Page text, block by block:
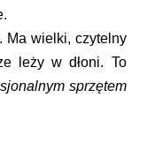
Ma wielki, czytelny
leży w dłoni. To
sprzętem